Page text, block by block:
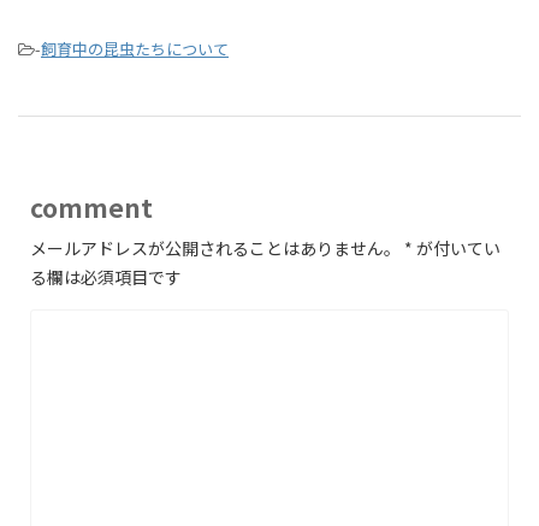
-飼育中の昆虫たちについて
comment
メールアドレスが公開されることはありません。 * が付いてい
る欄は必須項目です